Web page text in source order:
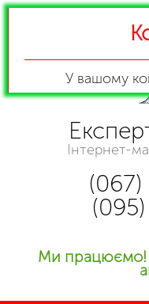
Інтернет-
Ми працюємо!
У вашому